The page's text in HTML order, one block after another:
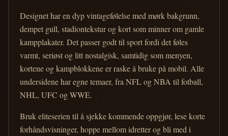
Designet har en dyp vintagefølelse med mørk bakgrunn,
dempet gull, stadiontekstur og kort som minner om gamle
kampplakater. Det passer godt til sport fordi det føles
varmt, seriøst og litt nostalgisk, samtidig som menyen,
kortene og kampblokkene er raske å bruke på mobil. Alle
undersidene har egne temaer, fra NFL og NBA til fotball,
NHL, UFC og WWE.
Bruk eliteserien til å sjekke kommende oppgjør, lese korte
forhåndsvisninger, hoppe mellom idretter og bli med i